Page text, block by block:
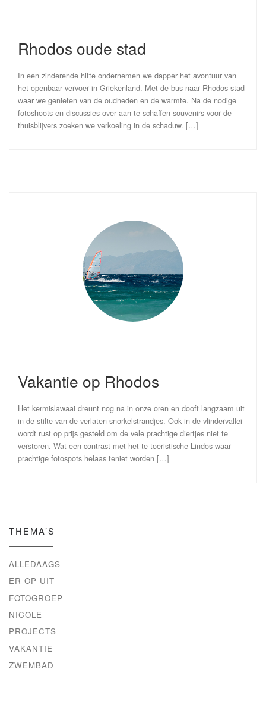
Rhodos oude stad
In een zinderende hitte ondernemen we dapper het avontuur van
het openbaar vervoer in Griekenland. Met de bus naar Rhodos stad
waar we genieten van de oudheden en de warmte. Na de nodige
fotoshoots en discussies over aan te schaffen souvenirs voor de
thuisblijvers zoeken we verkoeling in de schaduw. […]
Vakantie op Rhodos
Het kermislawaai dreunt nog na in onze oren en dooft langzaam uit
in de stilte van de verlaten snorkelstrandjes. Ook in de vlindervallei
wordt rust op prijs gesteld om de vele prachtige diertjes niet te
verstoren. Wat een contrast met het te toeristische Lindos waar
prachtige fotospots helaas teniet worden […]
THEMA’S
ALLEDAAGS
ER OP UIT
FOTOGROEP
NICOLE
PROJECTS
VAKANTIE
ZWEMBAD